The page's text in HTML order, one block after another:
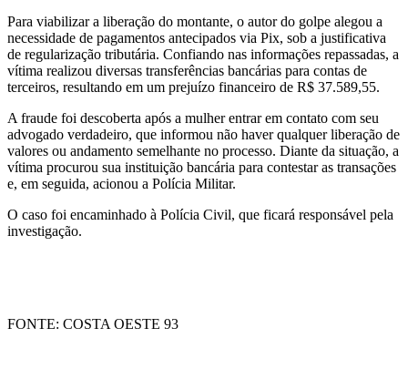
Para viabilizar a liberação do montante, o autor do golpe alegou a
necessidade de pagamentos antecipados via Pix, sob a justificativa
de regularização tributária. Confiando nas informações repassadas, a
vítima realizou diversas transferências bancárias para contas de
terceiros, resultando em um prejuízo financeiro de R$ 37.589,55.
A fraude foi descoberta após a mulher entrar em contato com seu
advogado verdadeiro, que informou não haver qualquer liberação de
valores ou andamento semelhante no processo. Diante da situação, a
vítima procurou sua instituição bancária para contestar as transações
e, em seguida, acionou a Polícia Militar.
O caso foi encaminhado à Polícia Civil, que ficará responsável pela
investigação.
FONTE: COSTA OESTE 93